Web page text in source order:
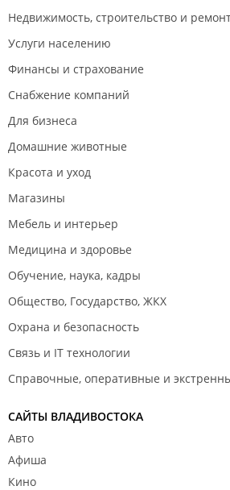
Недвижимость, строительство и
Услуги населению
Финансы и страхование
Снабжение компаний
Для бизнеса
Домашние животные
Красота и уход
Магазины
Мебель и интерьер
Медицина и здоровье
Обучение, наука, кадры
Общество, Государство, ЖКХ
Охрана и безопасность
Связь и IT технологии
Справочные, оперативные и
САЙТЫ ВЛАДИВОСТОКА
Авто
Афиша
Кино